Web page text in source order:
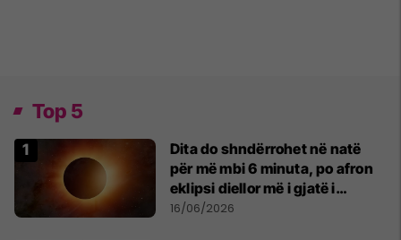
Top 5
Dita do shndërrohet në natë
për më mbi 6 minuta, po afron
eklipsi diellor më i gjatë i
shekullit të 21-të
16/06/2026